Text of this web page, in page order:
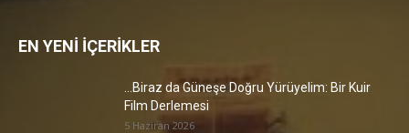
EN YENİ İÇERİKLER
…Biraz da Güneşe Doğru Yürüyelim: Bir Kuir
Film Derlemesi
5 Haziran 2026